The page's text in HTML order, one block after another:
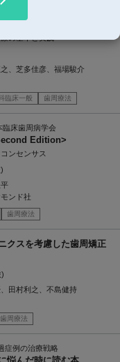
、芝多佳彦、福場駿介
臨床一般 歯周療法
臨床歯周病学会
Edition>
ンセンサス
ンド社
歯周療法
クスを考慮した歯周矯正
田村利之、不島健持
歯周療法
症例の治療戦略